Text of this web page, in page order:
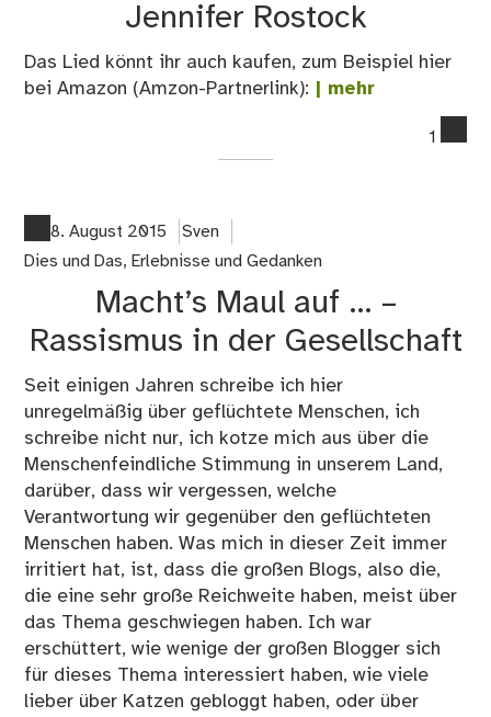
Jennifer Rostock
Das Lied könnt ihr auch kaufen, zum Beispiel hier
bei Amazon (Amzon-Partnerlink): | mehr
1
8. August 2015
Sven
Dies und Das, Erlebnisse und Gedanken
Macht’s Maul auf … –
Rassismus in der Gesellschaft
Seit einigen Jahren schreibe ich hier
unregelmäßig über geflüchtete Menschen, ich
schreibe nicht nur, ich kotze mich aus über die
Menschenfeindliche Stimmung in unserem Land,
darüber, dass wir vergessen, welche
Verantwortung wir gegenüber den geflüchteten
Menschen haben. Was mich in dieser Zeit immer
irritiert hat, ist, dass die großen Blogs, also die,
die eine sehr große Reichweite haben, meist über
das Thema geschwiegen haben. Ich war
erschüttert, wie wenige der großen Blogger sich
für dieses Thema interessiert haben, wie viele
lieber über Katzen gebloggt haben, oder über